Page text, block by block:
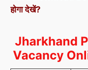
होगा देखें?
Jharkhand
Vacancy